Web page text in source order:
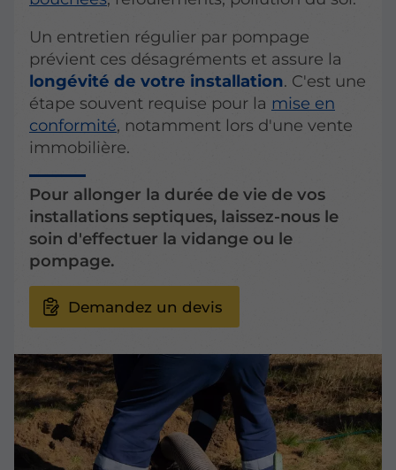
Un entretien régulier par pompage
prévient ces désagréments et assure la
longévité de votre installation. C'est une
étape souvent requise pour la mise en
conformité, notamment lors d'une vente
immobilière.
Pour allonger la durée de vie de vos
installations septiques, laissez-nous le
soin d'effectuer la vidange ou le
pompage.
Demandez un devis